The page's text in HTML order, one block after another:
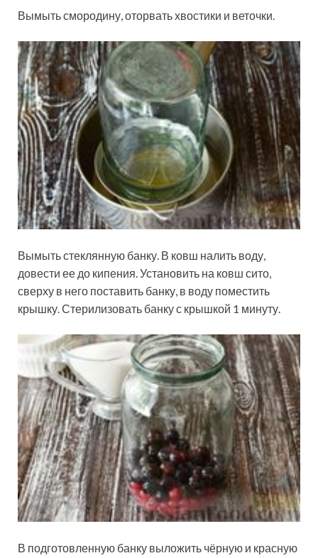
Вымыть смородину, оторвать хвостики и веточки.
Вымыть стеклянную банку. В ковш налить воду,
довести ее до кипения. Установить на ковш сито,
сверху в него поставить банку, в воду поместить
крышку. Стерилизовать банку с крышкой 1 минуту.
В подготовленную банку выложить чёрную и красную